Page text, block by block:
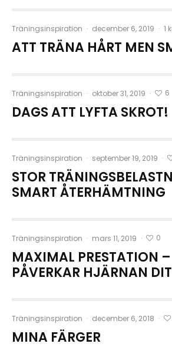
Träningsinspiration · december 6, 2019 · 1
ATT TRÄNA HÅRT MEN
Träningsinspiration · oktober 31, 2019 · 6
DAGS ATT LYFTA SKROT!
Träningsinspiration · september 19, 2019 ·
STOR
SMART ÅTERHÄMTNING
Träningsinspiration · mars 11, 2019 · 0
MAXIMAL PRESTATION
PÅVERKAR HJÄRNAN
Träningsinspiration · december 6, 2018 ·
MINA FÄRGER